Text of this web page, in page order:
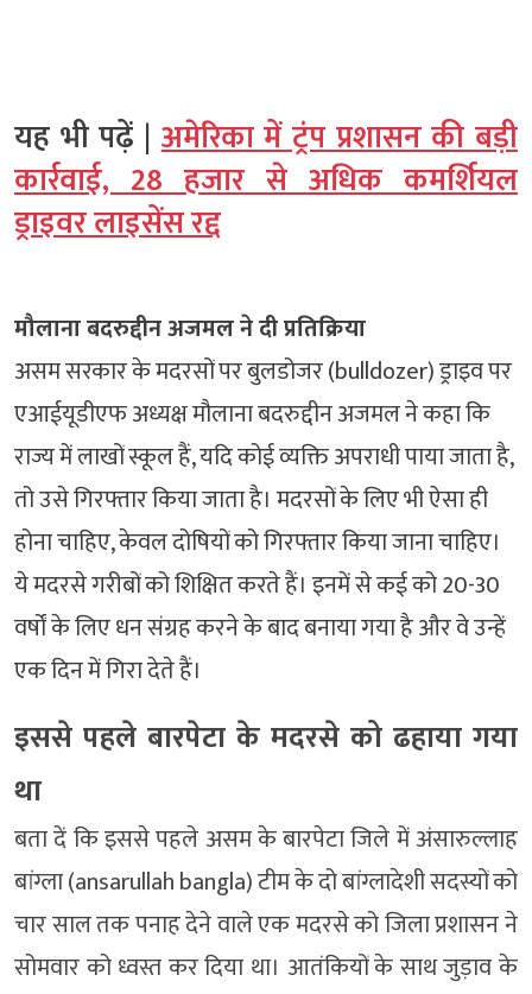
यह भी पढ़ें |अमेरिका में ट्रंप प्रशासन की बड़ी
कार्रवाई, 28 हजार से अधिक कमर्शियल
ड्राइवर लाइसेंस रद्द
मौलाना बदरुद्दीन अजमल ने दी प्रतिक्रिया
असम सरकार के मदरसों पर बुलडोजर (bulldozer) ड्राइव पर
एआईयूडीएफ अध्यक्ष मौलाना बदरुद्दीन अजमल ने कहा कि
राज्य में लाखों स्कूल हैं, यदि कोई व्यक्ति अपराधी पाया जाता है,
तो उसे गिरफ्तार किया जाता है। मदरसों के लिए भी ऐसा ही
होना चाहिए, केवल दोषियों को गिरफ्तार किया जाना चाहिए।
ये मदरसे गरीबों को शिक्षित करते हैं। इनमें से कई को 20-30
वर्षों के लिए धन संग्रह करने के बाद बनाया गया है और वे उन्हें
एक दिन में गिरा देते हैं।
इससे पहले बारपेटा के मदरसे को ढहाया गया
था
बता दें कि इससे पहले असम के बारपेटा जिले में अंसारुल्लाह
बांग्ला (ansarullah bangla) टीम के दो बांग्लादेशी सदस्यों को
चार साल तक पनाह देने वाले एक मदरसे को जिला प्रशासन ने
सोमवार को ध्वस्त कर दिया था। आतंकियों के साथ जुड़ाव के